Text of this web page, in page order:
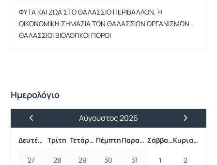
ΦΥΤΑ ΚΑΙ ΖΩΑ ΣΤΟ ΘΑΛΑΣΣΙΟ ΠΕΡΙΒΑΛΛΟΝ, Η
ΟΙΚΟΝΟΜΙΚΗ ΣΗΜΑΣΙΑ ΤΩΝ ΘΑΛΑΣΣΙΩΝ ΟΡΓΑΝΙΣΜΩΝ -
ΘΑΛΑΣΣΙΟΙ ΒΙΟΛΟΓΙΚΟΙ ΠΟΡΟΙ
Ημερολόγιο
Προηγούμενος ΜήναςΑύγουστος 2026
Επόμενος
Δευτέρα Τρίτη Τετάρτη Πέμπτη Παρασκευή Σάββατο Κυριακή
27 28 29 30 31 1 2